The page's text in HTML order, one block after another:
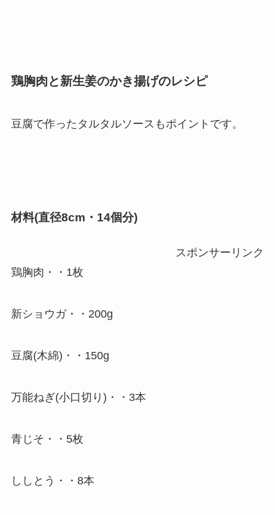
鶏胸肉と新生姜のかき揚げのレシピ
豆腐で作ったタルタルソースもポイントです。
材料(直径8cm・14個分)
スポンサーリンク
鶏胸肉・・1枚
新ショウガ・・200g
豆腐(木綿)・・150g
万能ねぎ(小口切り)・・3本
青じそ・・5枚
ししとう・・8本